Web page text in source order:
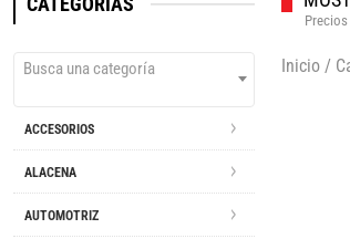
Busca una categoría
ACCESORIOS
ALACENA
AUTOMOTRIZ
Inicio /